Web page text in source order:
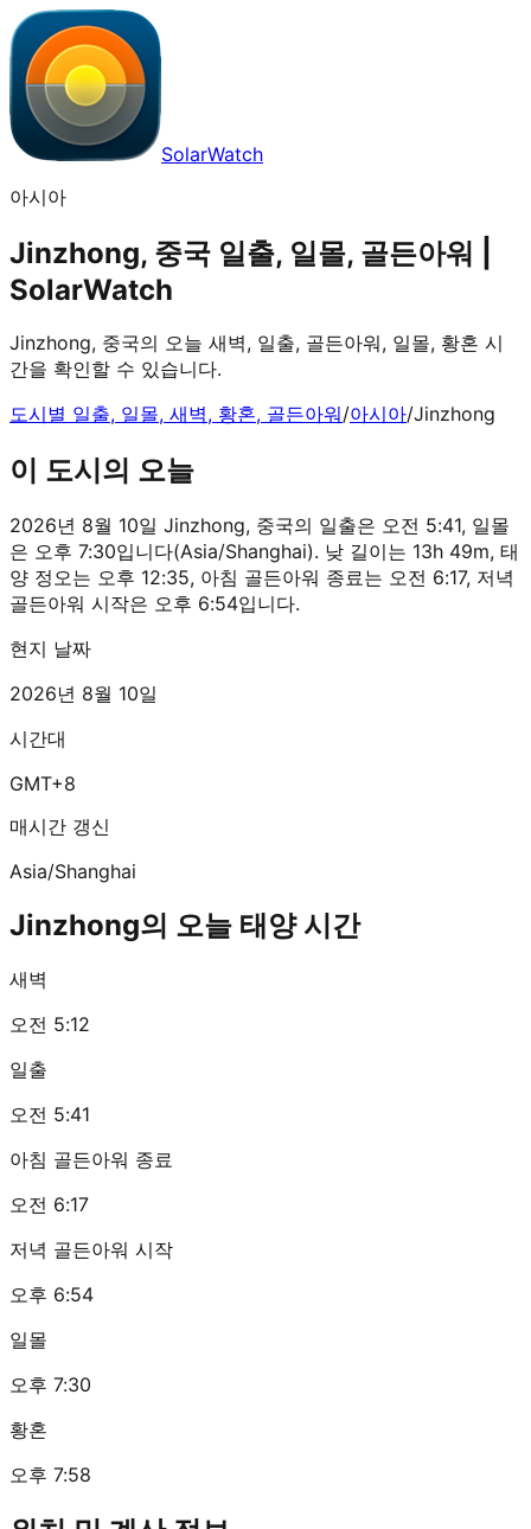
SolarWatch
아시아
Jinzhong, 중국 일출, 일몰, 골든아워 |
SolarWatch
Jinzhong, 중국의 오늘 새벽, 일출, 골든아워, 일몰, 황혼 시
간을 확인할 수 있습니다.
도시별 일출, 일몰, 새벽, 황혼, 골든아워/아시아/Jinzhong
이 도시의 오늘
2026년 8월 10일 Jinzhong, 중국의 일출은 오전 5:41, 일몰
은 오후 7:30입니다(Asia/Shanghai). 낮 길이는 13h 49m, 태
양 정오는 오후 12:35, 아침 골든아워 종료는 오전 6:17, 저녁
골든아워 시작은 오후 6:54입니다.
현지 날짜
2026년 8월 10일
시간대
GMT+8
매시간 갱신
Asia/Shanghai
Jinzhong의 오늘 태양 시간
새벽
오전 5:12
일출
오전 5:41
아침 골든아워 종료
오전 6:17
저녁 골든아워 시작
오후 6:54
일몰
오후 7:30
황혼
오후 7:58